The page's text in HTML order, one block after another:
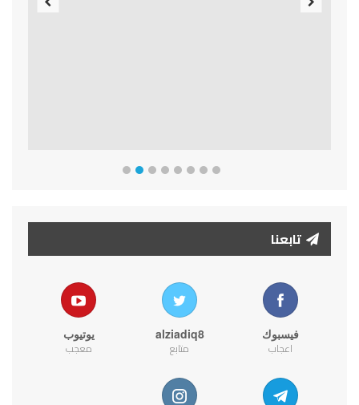
تابعنا
فيسبوك
اعجاب
alziadiq8
متابع
يوتيوب
معجب